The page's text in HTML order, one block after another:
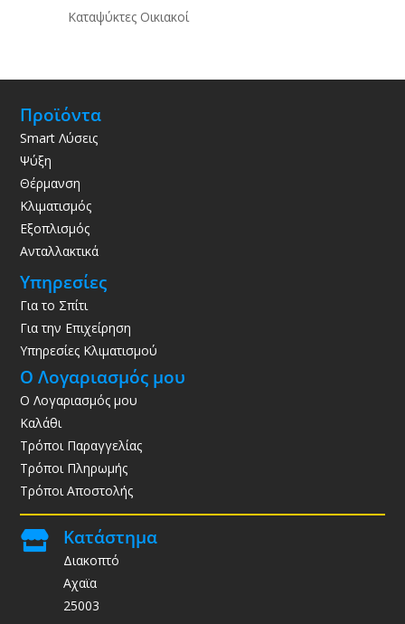
Καταψύκτες Οικιακοί
Προϊόντα
Smart Λύσεις
Ψύξη
Θέρμανση
Κλιματισμός
Εξοπλισμός
Ανταλλακτικά
Υπηρεσίες
Για το Σπίτι
Για την Επιχείρηση
Υπηρεσίες Κλιματισμού
Ο Λογαριασμός μου
Ο Λογαριασμός μου
Καλάθι
Τρόποι Παραγγελίας
Τρόποι Πληρωμής
Τρόποι Αποστολής
 Κατάστημα
Διακοπτό
Αχαϊα
25003